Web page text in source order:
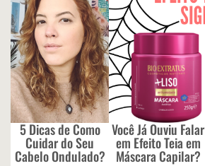
5 Dicas de Como
Cuidar do Seu
Cabelo Ondulado?
Você Já Ouviu Falar
em Efeito Teia em
Máscara Capilar?